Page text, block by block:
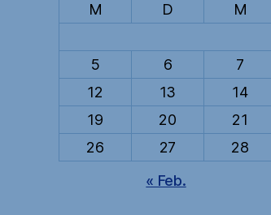
M
D M
5
6 7
12
13 14
19
20 21
26
27 28
« Feb.